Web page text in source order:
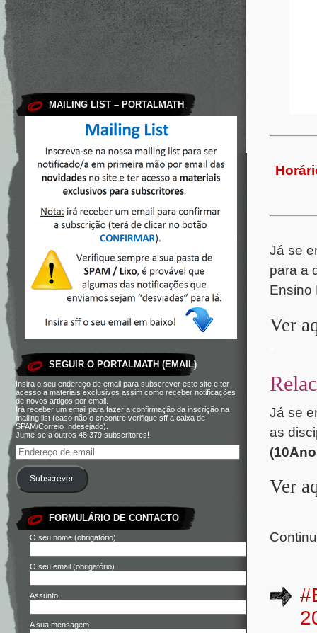
MAILING LIST – PORTALMATH
SEGUIR O PORTALMATH (EMAIL)
Insira o seu endereço de email para subscrever este site e ter
acesso a materiais exclusivos assim como receber notificações
de novos artigos por email.
Irá receber um email para fazer a confirmação da inscrição na
mailing list (caso não o encontre verifique sff a caixa de
SPAM/Correio Indesejado).
Junte-se a outros 48.379 subscritores!
Subscrever
FORMULÁRIO DE CONTACTO
O seu nome (obrigatório)
O seu email (obrigatório)
Assunto
A sua mensagem
Já se
para a
Ensino
Ver
Já se
as
Ver